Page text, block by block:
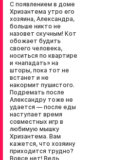
С появлением в доме
Хризантема утро его
хозяина, Александра,
больше никто не
назовет скучным! Кот
обожает будить
своего человека,
носиться по квартире
и «нападать» на
шторы, пока тот не
встанет и не
накормит пушистого.
Подремать после
Александру тоже не
удается — после еды
наступает время
совместных игр в
любимую мышку
Хризантема. Вам
кажется, что хозяину
приходится трудно?
Вовсе нет! Ведь